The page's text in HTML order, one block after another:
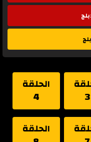
3
الحلقة
4
الحلقة